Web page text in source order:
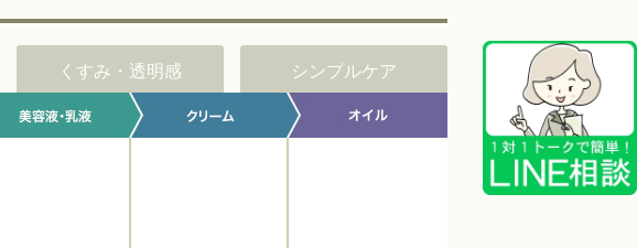
くすみ・透明感 シンプルケア